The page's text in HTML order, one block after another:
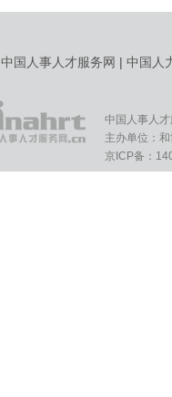
中国人事人才服务网 | 中国人
中国人事人
主办单位：
京ICP备：